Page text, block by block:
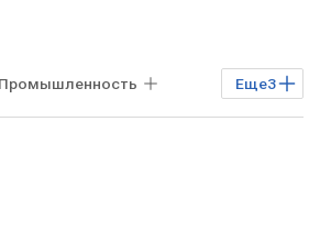
Еще3
Промышленность